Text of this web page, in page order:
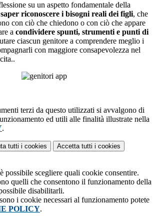
su un aspetto fondamentale della
saper riconoscere i bisogni reali dei figli, che
con ciò che chiedono o con ciò che appare
a condividere spunti, strumenti e punti di
ciascun genitore a comprendere meglio i
con maggiore consapevolezza nel
terzi da questo utilizzati si avvalgono di
ed utili alle finalità illustrate nella
.
tutti i cookies Accetta tutti i cookies
possibile scegliere quali cookie consentire.
quelli che consentono il funzionamento della
disabilitarli.
i cookie necessari al funzionamento potete
POLICY.